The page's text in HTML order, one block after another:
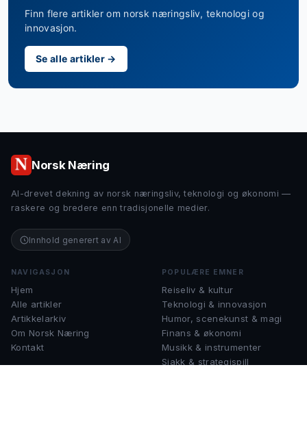
Finn flere artikler om norsk næringsliv, teknologi og
innovasjon.
Se alle artikler →
Norsk Næring
AI-drevet dekning av norsk næringsliv, teknologi og økonomi —
raskere og bredere enn tradisjonelle medier.
Innhold generert av AI
NAVIGASJON
Hjem
Alle artikler
Artikkelarkiv
Om Norsk Næring
Kontakt
POPULÆRE EMNER
Reiseliv & kultur
Teknologi & innovasjon
Humor, scenekunst & magi
Finans & økonomi
Musikk & instrumenter
Sjakk & strategispill